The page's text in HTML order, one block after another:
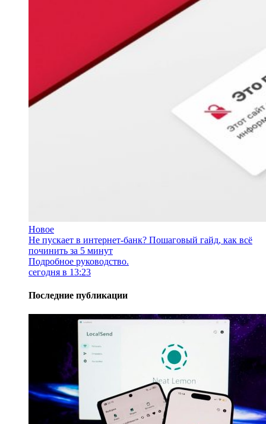
Новое
Не пускает в интернет-банк? Пошаговый гайд, как всё
починить за 5 минут
Подробное руководство.
сегодня в 13:23
Последние публикации